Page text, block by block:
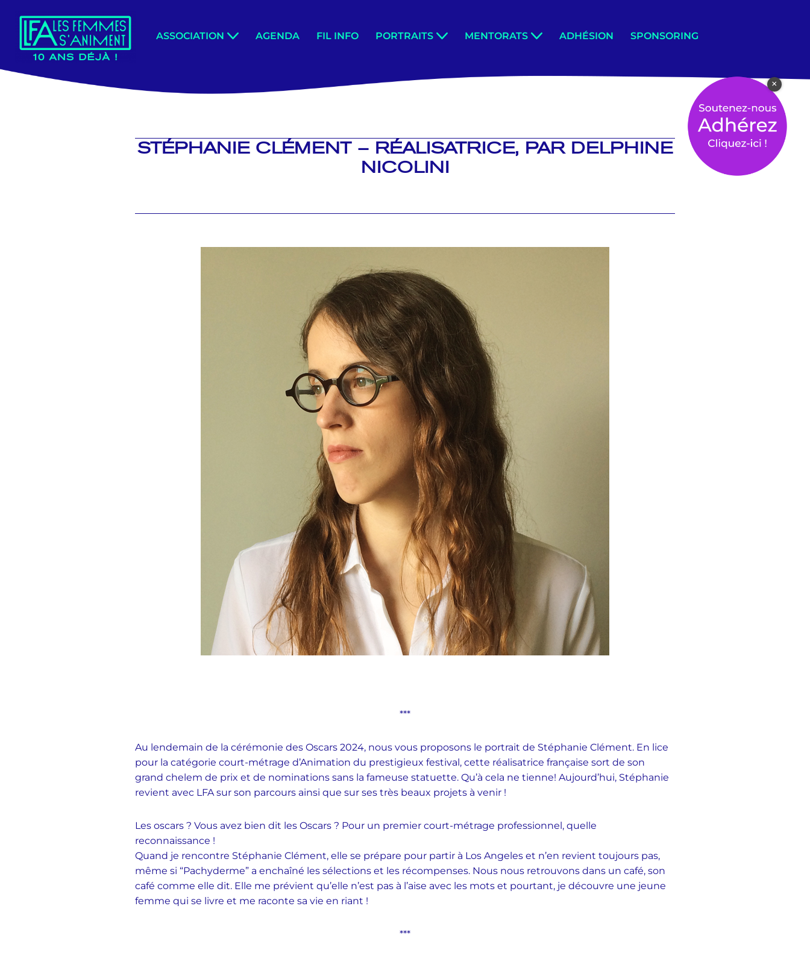
Aller
au
contenu
ASSOCIATION AGENDA FIL INFO PORTRAITS MENTORATS ADHÉSION SPONSORING
STÉPHANIE CLÉMENT – RÉALISATRICE, PAR DELPHINE
NICOLINI
***
Au lendemain de la cérémonie des Oscars 2024, nous vous proposons le portrait de Stéphanie Clément. En lice
pour la catégorie court-métrage d’Animation du prestigieux festival, cette réalisatrice française sort de son
grand chelem de prix et de nominations sans la fameuse statuette. Qu’à cela ne tienne! Aujourd’hui, Stéphanie
revient avec LFA sur son parcours ainsi que sur ses très beaux projets à venir !
Les oscars ? Vous avez bien dit les Oscars ? Pour un premier court-métrage professionnel, quelle
reconnaissance !
Quand je rencontre Stéphanie Clément, elle se prépare pour partir à Los Angeles et n’en revient toujours pas,
même si “Pachyderme” a enchaîné les sélections et les récompenses. Nous nous retrouvons dans un café, son
café comme elle dit. Elle me prévient qu’elle n’est pas à l’aise avec les mots et pourtant, je découvre une jeune
femme qui se livre et me raconte sa vie en riant !
***
×